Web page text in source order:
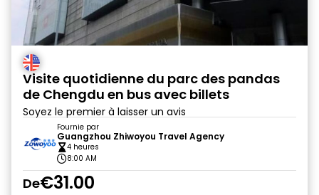
Visite quotidienne du parc des pandas
de Chengdu en bus avec billets
Soyez le premier à laisser un avis
Fournie par
Guangzhou Zhiwoyou Travel Agency
4 heures
8:00 AM
De€31.00